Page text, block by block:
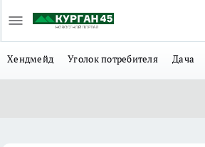
Хендмейд Уголок потребителя Дача